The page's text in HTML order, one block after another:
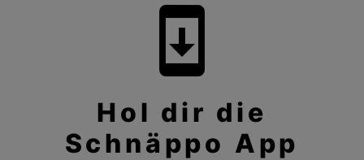
system_update
Hol dir die
Schnäppo App